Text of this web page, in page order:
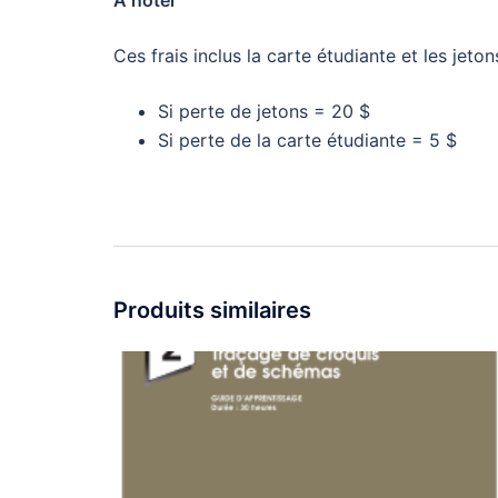
Ces frais inclus la carte étudiante et les
Si perte de jetons = 20 $
Si perte de la carte étudiante = 5 $
Produits similaires